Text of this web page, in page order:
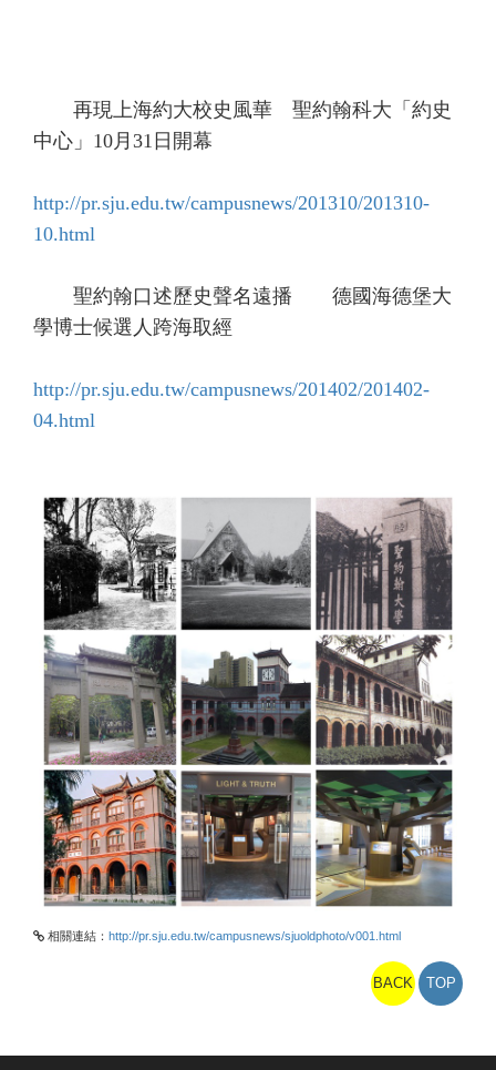
再現上海約大校史風華 聖約翰科大「約史
中心」10月31日開幕
http://pr.sju.edu.tw/campusnews/201310/201310-
10.html
聖約翰口述歷史聲名遠播 德國海德堡大
學博士候選人跨海取經
http://pr.sju.edu.tw/campusnews/201402/201402-
04.html
相關連結： http://pr.sju.edu.tw/campusnews/sjuoldphoto/v001.html
BACK TOP